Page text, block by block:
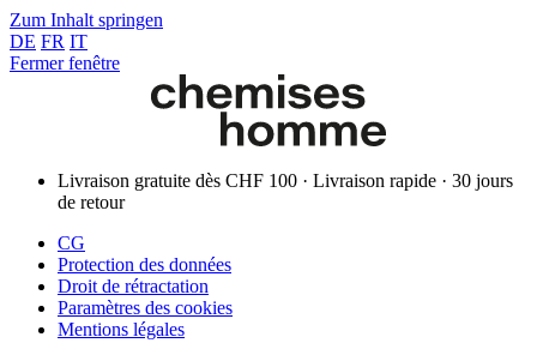
Zum Inhalt springen
DE FR IT
Fermer fenêtre
Livraison gratuite dès CHF 100 · Livraison rapide · 30 jours
de retour
CG
Protection des données
Droit de rétractation
Paramètres des cookies
Mentions légales